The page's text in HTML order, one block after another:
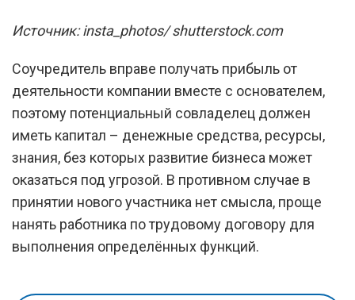
Источник: insta_photos/ shutterstock.com
Соучредитель вправе получать прибыль от
деятельности компании вместе с основателем,
поэтому потенциальный совладелец должен
иметь капитал – денежные средства, ресурсы,
знания, без которых развитие бизнеса может
оказаться под угрозой. В противном случае в
принятии нового участника нет смысла, проще
нанять работника по трудовому договору для
выполнения определённых функций.